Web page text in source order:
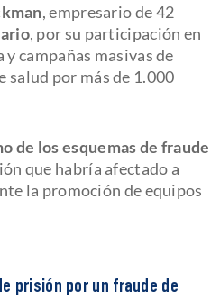
, empresario de 42
, por su participación en
campañas masivas de
salud por más de 1.000
de los esquemas de fraude
que habría afectado a
la promoción de equipos
prisión por un fraude de